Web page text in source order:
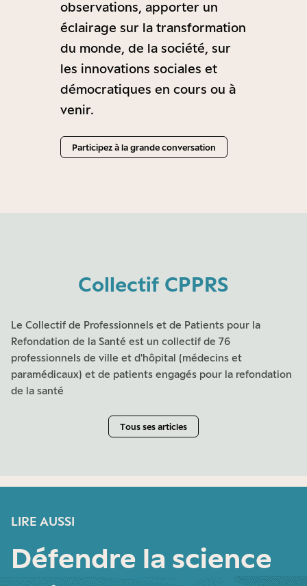
observations, apporter un
éclairage sur la transformation
du monde, de la société, sur
les innovations sociales et
démocratiques en cours ou à
venir.
Participez à la grande conversation
Collectif CPPRS
Le Collectif de Professionnels et de Patients pour la
Refondation de la Santé est un collectif de 76
professionnels de ville et d'hôpital (médecins et
paramédicaux) et de patients engagés pour la refondation
de la santé
Tous ses articles
LIRE AUSSI
Défendre la science